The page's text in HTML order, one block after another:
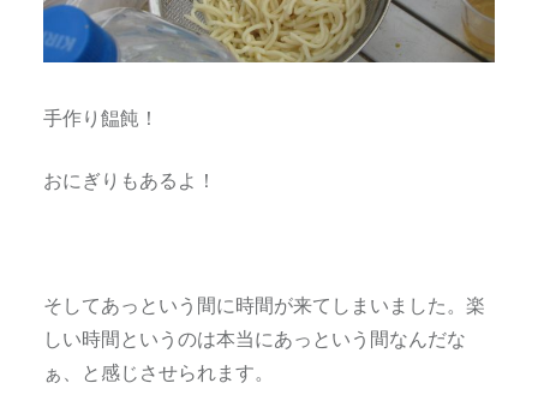
手作り饂飩！
おにぎりもあるよ！
そしてあっという間に時間が来てしまいました。楽
しい時間というのは本当にあっという間なんだな
ぁ、と感じさせられます。